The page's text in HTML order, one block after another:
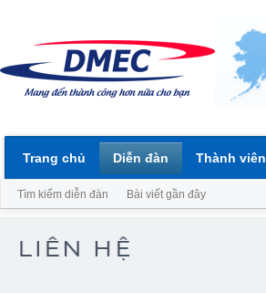
Trang chủ Diễn đàn
Tìm kiếm diễn đàn Bài viết gần đây
Thành viên